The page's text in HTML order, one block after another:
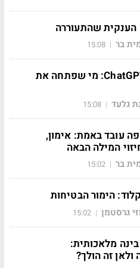
הענקית שהתעוררה
בר |
15:08
OpenAI ו-ChatGPT: מי שפתחה את
גלעד |
15:08
עובד באמת: אימון,
המילה הבאה
בר |
15:02
הימור הבטיחות
גרסטמן |
15:02
מלאכותית:
ולאן זה הולך?